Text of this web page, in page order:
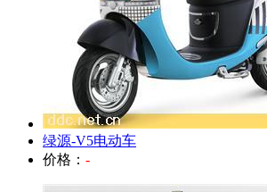
绿源-V5电动车
价格： -